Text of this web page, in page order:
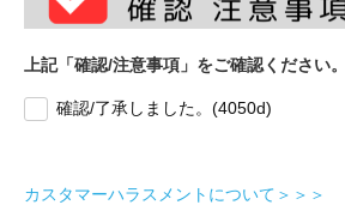
上記「確認/注意事項」をご確認ください。
確認/了承しました。(4050d)
カスタマーハラスメントについて＞＞＞